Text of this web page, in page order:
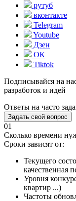
рутуб
вконтакте
Telegram
Youtube
Дзен
ОК
Tiktok
Подписывайся на
разработок и идей
Ответы на часто
Задать свой вопрос
01
Сколько времени
Сроки зависят от:
Текущего
качественная
Уровня
квартир ...)
Частоты